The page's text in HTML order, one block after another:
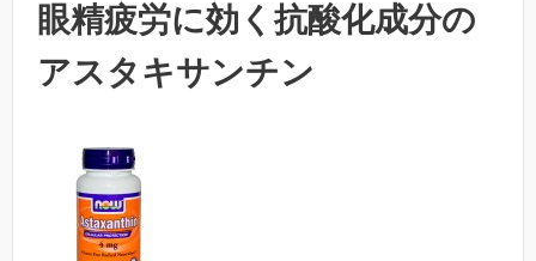
眼精疲労に効く抗酸化成分の
アスタキサンチン